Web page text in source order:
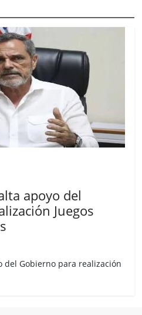
apoyo del
Juegos
del Gobierno para realización